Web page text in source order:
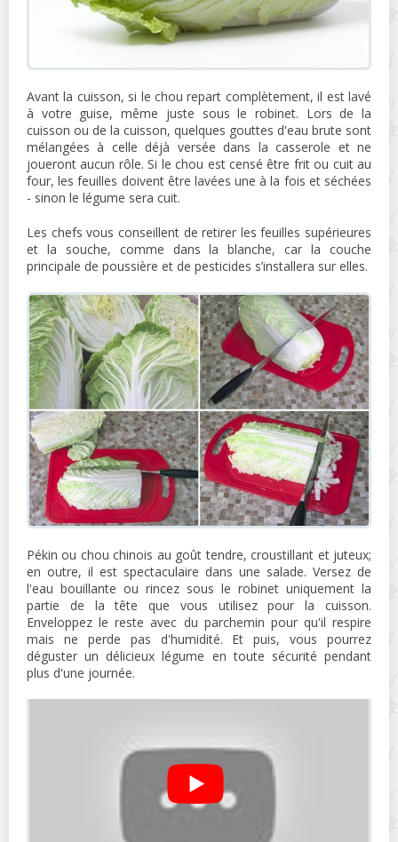
Avant la cuisson, si le chou repart complètement, il est lavé
à votre guise, même juste sous le robinet. Lors de la
cuisson ou de la cuisson, quelques gouttes d'eau brute sont
mélangées à celle déjà versée dans la casserole et ne
joueront aucun rôle. Si le chou est censé être frit ou cuit au
four, les feuilles doivent être lavées une à la fois et séchées
- sinon le légume sera cuit.
Les chefs vous conseillent de retirer les feuilles supérieures
et la souche, comme dans la blanche, car la couche
principale de poussière et de pesticides s’installera sur elles.
Pékin ou chou chinois au goût tendre, croustillant et juteux;
en outre, il est spectaculaire dans une salade. Versez de
l'eau bouillante ou rincez sous le robinet uniquement la
partie de la tête que vous utilisez pour la cuisson.
Enveloppez le reste avec du parchemin pour qu'il respire
mais ne perde pas d'humidité. Et puis, vous pourrez
déguster un délicieux légume en toute sécurité pendant
plus d'une journée.